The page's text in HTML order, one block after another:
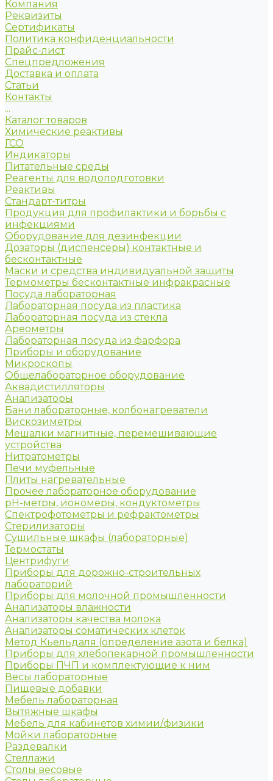
Компания
Реквизиты
Сертификаты
Политика конфиденциальности
Прайс-лист
Спецпредложения
Доставка и оплата
Статьи
Контакты
...
Каталог товаров
Химические реактивы
ГСО
Индикаторы
Питательные среды
Реагенты для водоподготовки
Реактивы
Стандарт-титры
Продукция для профилактики и борьбы с
инфекциями
Оборудование для дезинфекции
Дозаторы (диспенсеры) контактные и
бесконтактные
Маски и средства индивидуальной защиты
Термометры бесконтактные инфракрасные
Посуда лабораторная
Лабораторная посуда из пластика
Лабораторная посуда из стекла
Ареометры
Лабораторная посуда из фарфора
Приборы и оборудование
Микроскопы
Общелабораторное оборудование
Аквадистилляторы
Анализаторы
Бани лабораторные, колбонагреватели
Вискозиметры
Мешалки магнитные, перемешивающие
устройства
Нитратометры
Печи муфельные
Плиты нагревательные
Прочее лабораторное оборудование
рН-метры, иономеры, кондуктометры
Спектрофотометры и рефрактометры
Стерилизаторы
Сушильные шкафы (лабораторные)
Термостаты
Центрифуги
Приборы для дорожно-строительных
лабораторий
Приборы для молочной промышленности
Анализаторы влажности
Анализаторы качества молока
Анализаторы соматических клеток
Метод Кьельдаля (определение азота и белка)
Приборы для хлебопекарной промышленности
Приборы ПЧП и комплектующие к ним
Весы лабораторные
Пищевые добавки
Мебель лабораторная
Вытяжные шкафы
Мебель для кабинетов химии/физики
Мойки лабораторные
Раздевалки
Стеллажи
Столы весовые